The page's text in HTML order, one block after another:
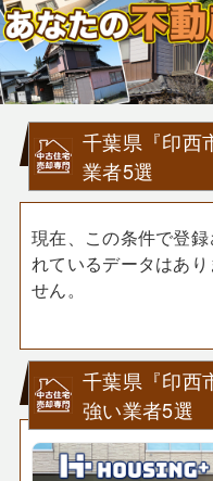
千葉県『印西
業者5選
現在、この条件で登録
れているデータはあり
せん。
千葉県『印西
強い業者5選